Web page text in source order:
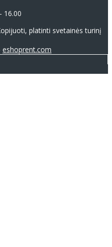
16.00
platinti svetainės turinį
eshoprent.com